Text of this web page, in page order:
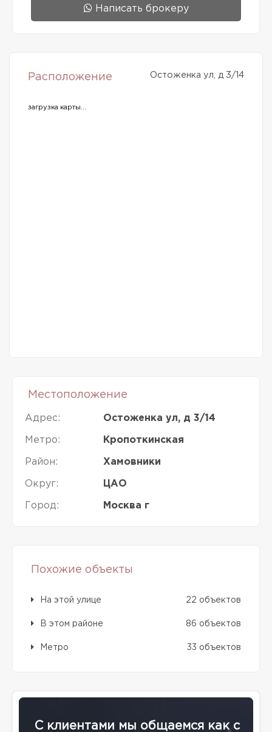
Написать брокеру
Расположение Остоженка ул, д 3/14
загрузка карты...
Местоположение
Адрес: Остоженка ул, д 3/14
Метро: Кропоткинская
Район: Хамовники
Округ: ЦАО
Город: Москва г
Похожие объекты
На этой улице 22 объектов
В этом районе 86 объектов
Метро 33 объектов
С клиентами мы общаемся как с